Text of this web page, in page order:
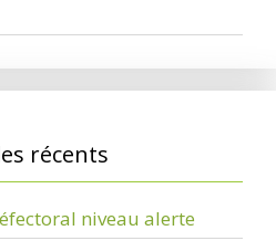
récents
niveau alerte